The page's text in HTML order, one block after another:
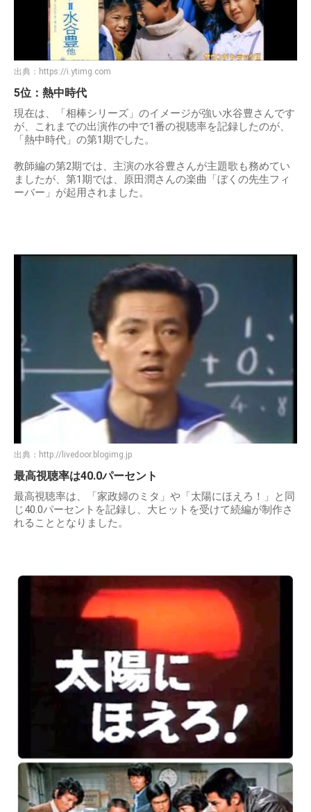
出典： https://i.ytimg.com
5位：熱中時代
現在は、「相棒シリーズ」のイメージが強い水谷豊さんです
が、これまでの出演作の中で1番の視聴率を記録したのが、
「熱中時代」の第1期でした。
教師編の第2期では、主演の水谷豊さんが主題歌も務めてい
ましたが、第1期では、原田潤さんの楽曲「ぼくの先生フィ
ーバー」が起用されました。
出典： http://livedoor.blogimg.jp
最高視聴率は40.0パーセント
最高視聴率は、「家政婦のミタ」や「太陽にほえろ！」と同
じ40.0パーセントを記録し、大ヒットを受けて続編が制作さ
れることとなりました。